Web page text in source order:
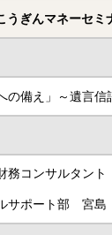
うぎんマネーセミ
の備え」～遺言信
務コンサルタン
サポート部 宮